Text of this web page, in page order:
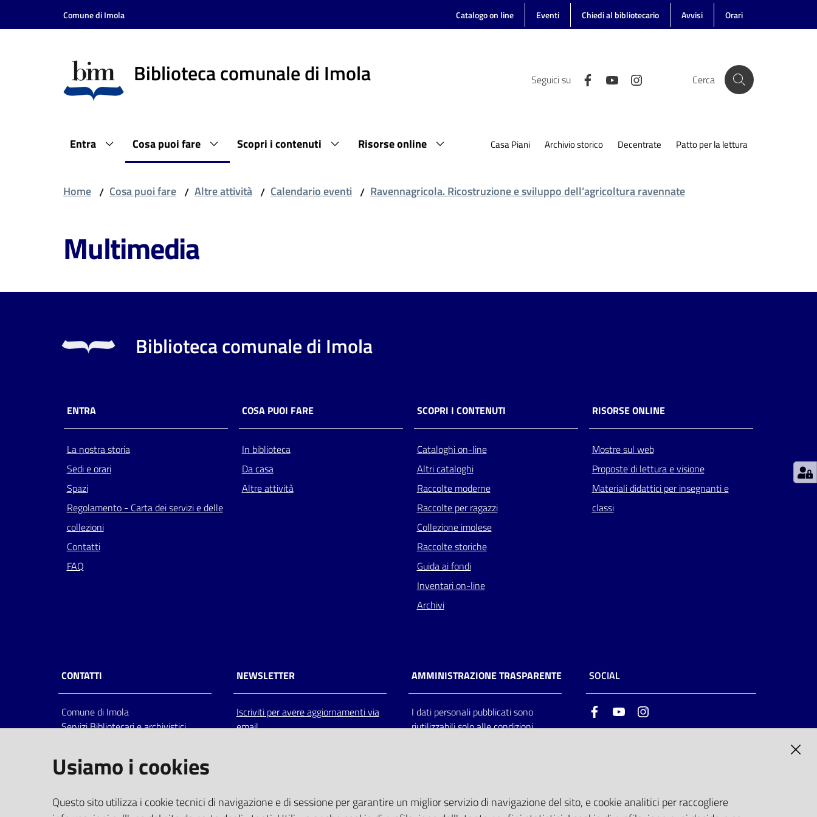
Vai al contenuto
Vai alla navigazione
Comune di Imola Catalogo on line Eventi Chiedi al bibliotecario Avvisi Orari
Biblioteca comunale di Imola Seguici su Cerca
Entra Cosa puoi fare Scopri i contenuti Risorse online Casa Piani Archivio storico Decentrate Patto per la lettura
Home / Cosa puoi fare / Altre attività / Calendario eventi / Ravennagricola. Ricostruzione e sviluppo dell’agricoltura ravennate
Multimedia
Biblioteca comunale di Imola
ENTRA
La nostra storia
Sedi e orari
Spazi
Regolamento - Carta dei servizi e delle
collezioni
Contatti
FAQ
COSA PUOI FARE
In biblioteca
Da casa
Altre attività
SCOPRI I CONTENUTI
Cataloghi on-line
Altri cataloghi
Raccolte moderne
Raccolte per ragazzi
Collezione imolese
Raccolte storiche
Guida ai fondi
Inventari on-line
Archivi
RISORSE ONLINE
Mostre sul web
Proposte di lettura e visione
Materiali didattici per insegnanti e
classi
CONTATTI
Comune di Imola
Servizi Bibliotecari e archivistici
Italia
centralino: tel 0542.6026.36 fax
bim@comune.imola.bo.it
PEC
NEWSLETTER
Iscriviti per avere aggiornamenti via
email
AMMINISTRAZIONE TRASPARENTE
I dati personali pubblicati sono
riutilizzabili solo alle condizioni
SOCIAL
FacebookYoutube
Usiamo i cookies
Questo sito utilizza i cookie tecnici di navigazione e di sessione per garantire un miglior servizio di navigazione del sito, e cookie analitici per raccogliere